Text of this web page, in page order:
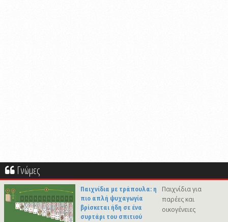
Γνώμες
Παιχνίδια με τράπουλα: η
πιο απλή ψυχαγωγία
βρίσκεται ήδη σε ένα
συρτάρι του σπιτιού
Παιχνίδια για
παρέες και
οικογένειες